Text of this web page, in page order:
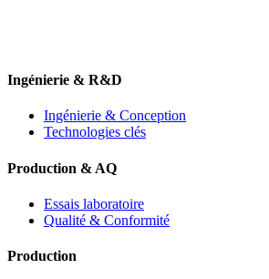
Ingénierie & R&D
Ingénierie & Conception
Technologies clés
Production & AQ
Essais laboratoire
Qualité & Conformité
Production